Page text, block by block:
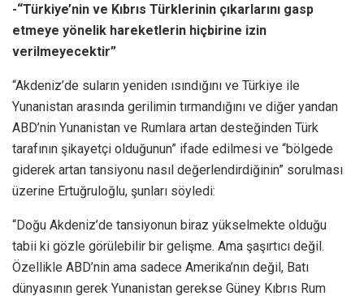
-“Türkiye’nin ve Kıbrıs Türklerinin çıkarlarını gasp
etmeye yönelik hareketlerin hiçbirine izin
verilmeyecektir”
“Akdeniz’de suların yeniden ısındığını ve Türkiye ile
Yunanistan arasında gerilimin tırmandığını ve diğer yandan
ABD’nin Yunanistan ve Rumlara artan desteğinden Türk
tarafının şikayetçi olduğunun” ifade edilmesi ve “bölgede
giderek artan tansiyonu nasıl değerlendirdiğinin” sorulması
üzerine Ertuğruloğlu, şunları söyledi:
“Doğu Akdeniz’de tansiyonun biraz yükselmekte olduğu
tabii ki gözle görülebilir bir gelişme. Ama şaşırtıcı değil.
Özellikle ABD’nin ama sadece Amerika’nın değil, Batı
dünyasının gerek Yunanistan gerekse Güney Kıbrıs Rum